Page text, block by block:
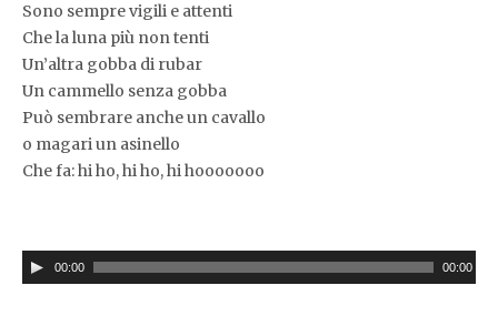
Sono sempre vigili e attenti
Che la luna più non tenti
Un’altra gobba di rubar
Un cammello senza gobba
Può sembrare anche un cavallo
o magari un asinello
Che fa: hi ho, hi ho, hi hooooooo
00:00 00:00